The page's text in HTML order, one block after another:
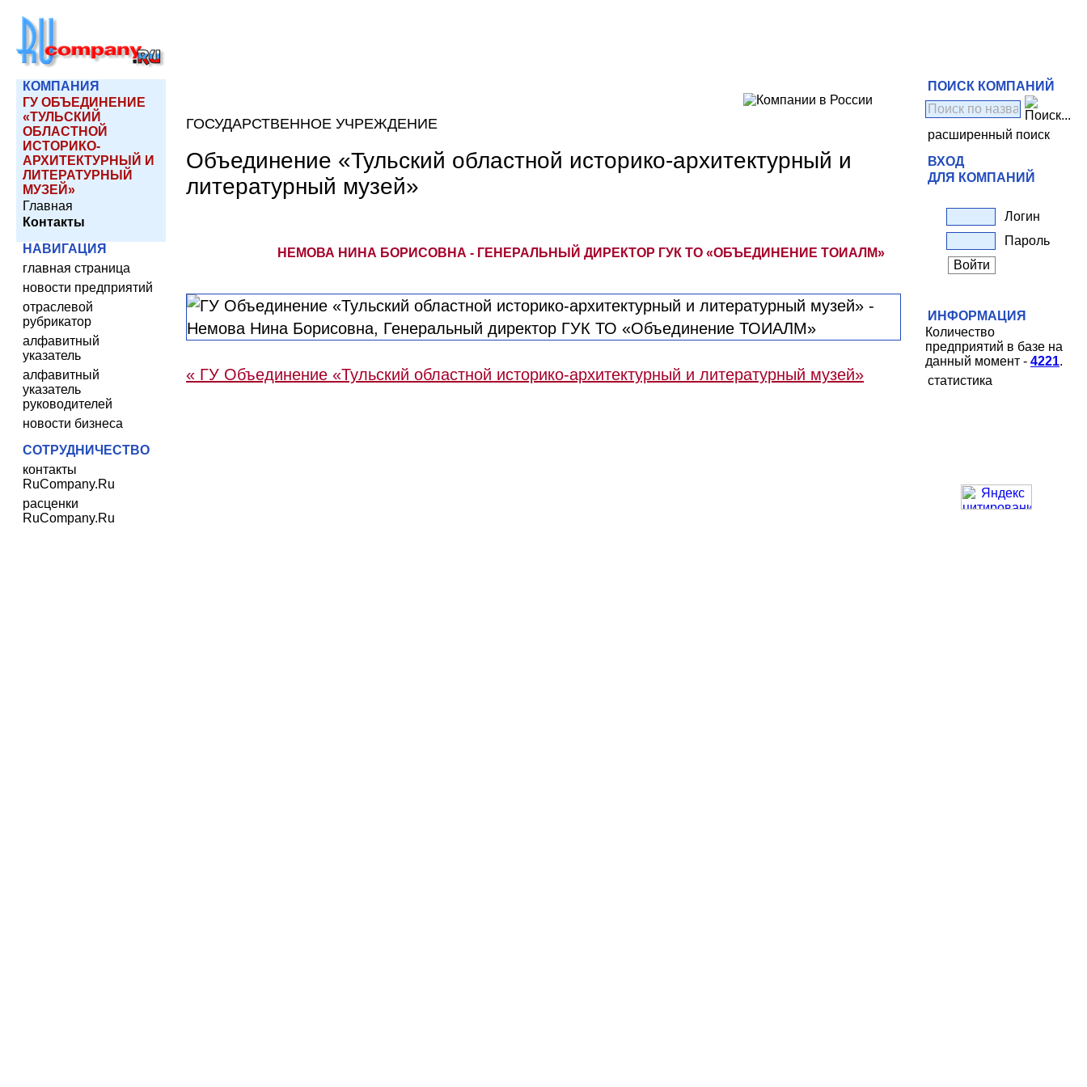
КОМПАНИЯ
ГУ ОБЪЕДИНЕНИЕ
«ТУЛЬСКИЙ
ОБЛАСТНОЙ
ИСТОРИКО-
АРХИТЕКТУРНЫЙ И
ЛИТЕРАТУРНЫЙ
МУЗЕЙ»
Главная
Контакты
НАВИГАЦИЯ
главная страница
новости предприятий
отраслевой
рубрикатор
алфавитный
указатель
алфавитный
указатель
руководителей
новости бизнеса
СОТРУДНИЧЕСТВО
контакты
RuCompany.Ru
расценки
RuCompany.Ru
ГОСУДАРСТВЕННОЕ УЧРЕЖДЕНИЕ
Объединение «Тульский областной историко-архитектурный и
литературный музей»
НЕМОВА НИНА БОРИСОВНА - ГЕНЕРАЛЬНЫЙ ДИРЕКТОР ГУК ТО «ОБЪЕДИНЕНИЕ ТОИАЛМ»
« ГУ Объединение «Тульский областной историко-архитектурный и литературный музей»
ПОИСК КОМПАНИЙ
расширенный поиск
ВХОД
ДЛЯ КОМПАНИЙ
Логин
Пароль
ИНФОРМАЦИЯ
Количество
предприятий в базе на
данный момент - 4221.
статистика